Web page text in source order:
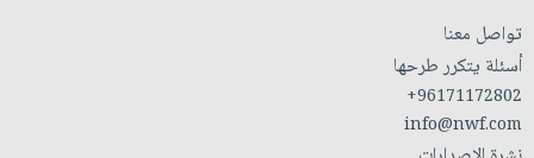
تواصل معنا
أسئلة يتكرر طرحها
+96171172802
info@nwf.com